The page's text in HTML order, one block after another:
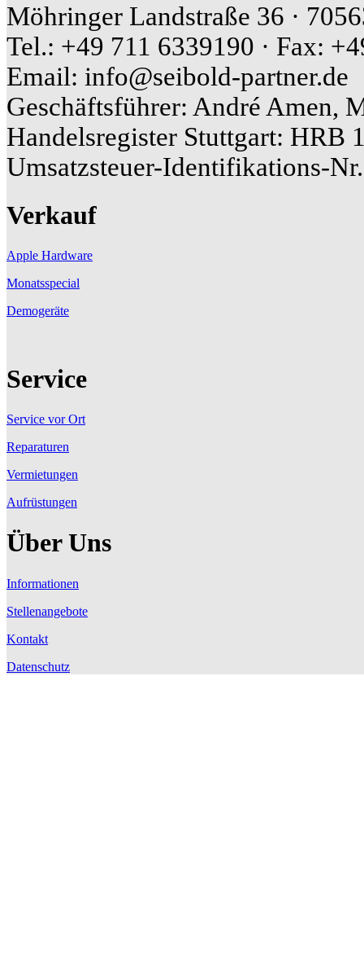
Möhringer Landstraße 36 ·
Tel.: +49 711 6339190 · Fax:
Email: info@seibold-partner.de
Geschäftsführer: André Amen,
Handelsregister Stuttgart: HRB
Umsatzsteuer-Identifikations-
Verkauf
Apple Hardware
Monatsspecial
Demogeräte
Service
Service vor Ort
Reparaturen
Vermietungen
Aufrüstungen
Über Uns
Informationen
Stellenangebote
Kontakt
Datenschutz